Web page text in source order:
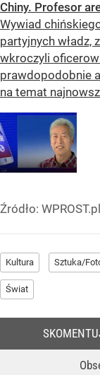
Chiny. Profesor
Wywiad
partyjnych władz,
wkroczyli
prawdopodobnie
na temat
Źródło: WPROST.pl
Kultura Sztuka/
Świat